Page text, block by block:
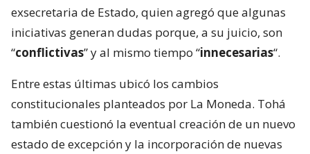
exsecretaria de Estado, quien agregó que algunas
iniciativas generan dudas porque, a su juicio, son
“conflictivas” y al mismo tiempo “innecesarias“.
Entre estas últimas ubicó los cambios
constitucionales planteados por La Moneda. Tohá
también cuestionó la eventual creación de un nuevo
estado de excepción y la incorporación de nuevas